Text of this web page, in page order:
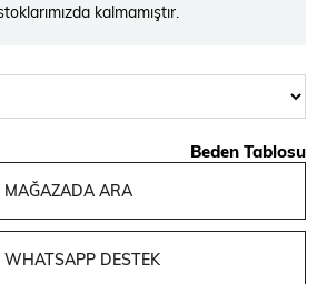
kalmamıştır.
Beden Tablosu
MAĞAZADA ARA
WHATSAPP DESTEK